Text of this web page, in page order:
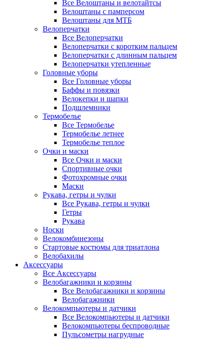
Все Велоштаны и велотайтсы
Велоштаны с памперсом
Велоштаны для МТБ
Велоперчатки
Все Велоперчатки
Велоперчатки с коротким пальцем
Велоперчатки с длинным пальцем
Велоперчатки утепленные
Головные уборы
Все Головные уборы
Баффы и повязки
Велокепки и шапки
Подшлемники
Термобелье
Все Термобелье
Термобелье летнее
Термобелье теплое
Очки и маски
Все Очки и маски
Спортивные очки
Фотохромные очки
Маски
Рукава, гетры и чулки
Все Рукава, гетры и чулки
Гетры
Рукава
Носки
Велокомбинезоны
Стартовые костюмы для триатлона
Велобахилы
Аксессуары
Все Аксессуары
Велобагажники и корзины
Все Велобагажники и корзины
Велобагажники
Велокомпьютеры и датчики
Все Велокомпьютеры и датчики
Велокомпьютеры беспроводные
Пульсометры нагрудные